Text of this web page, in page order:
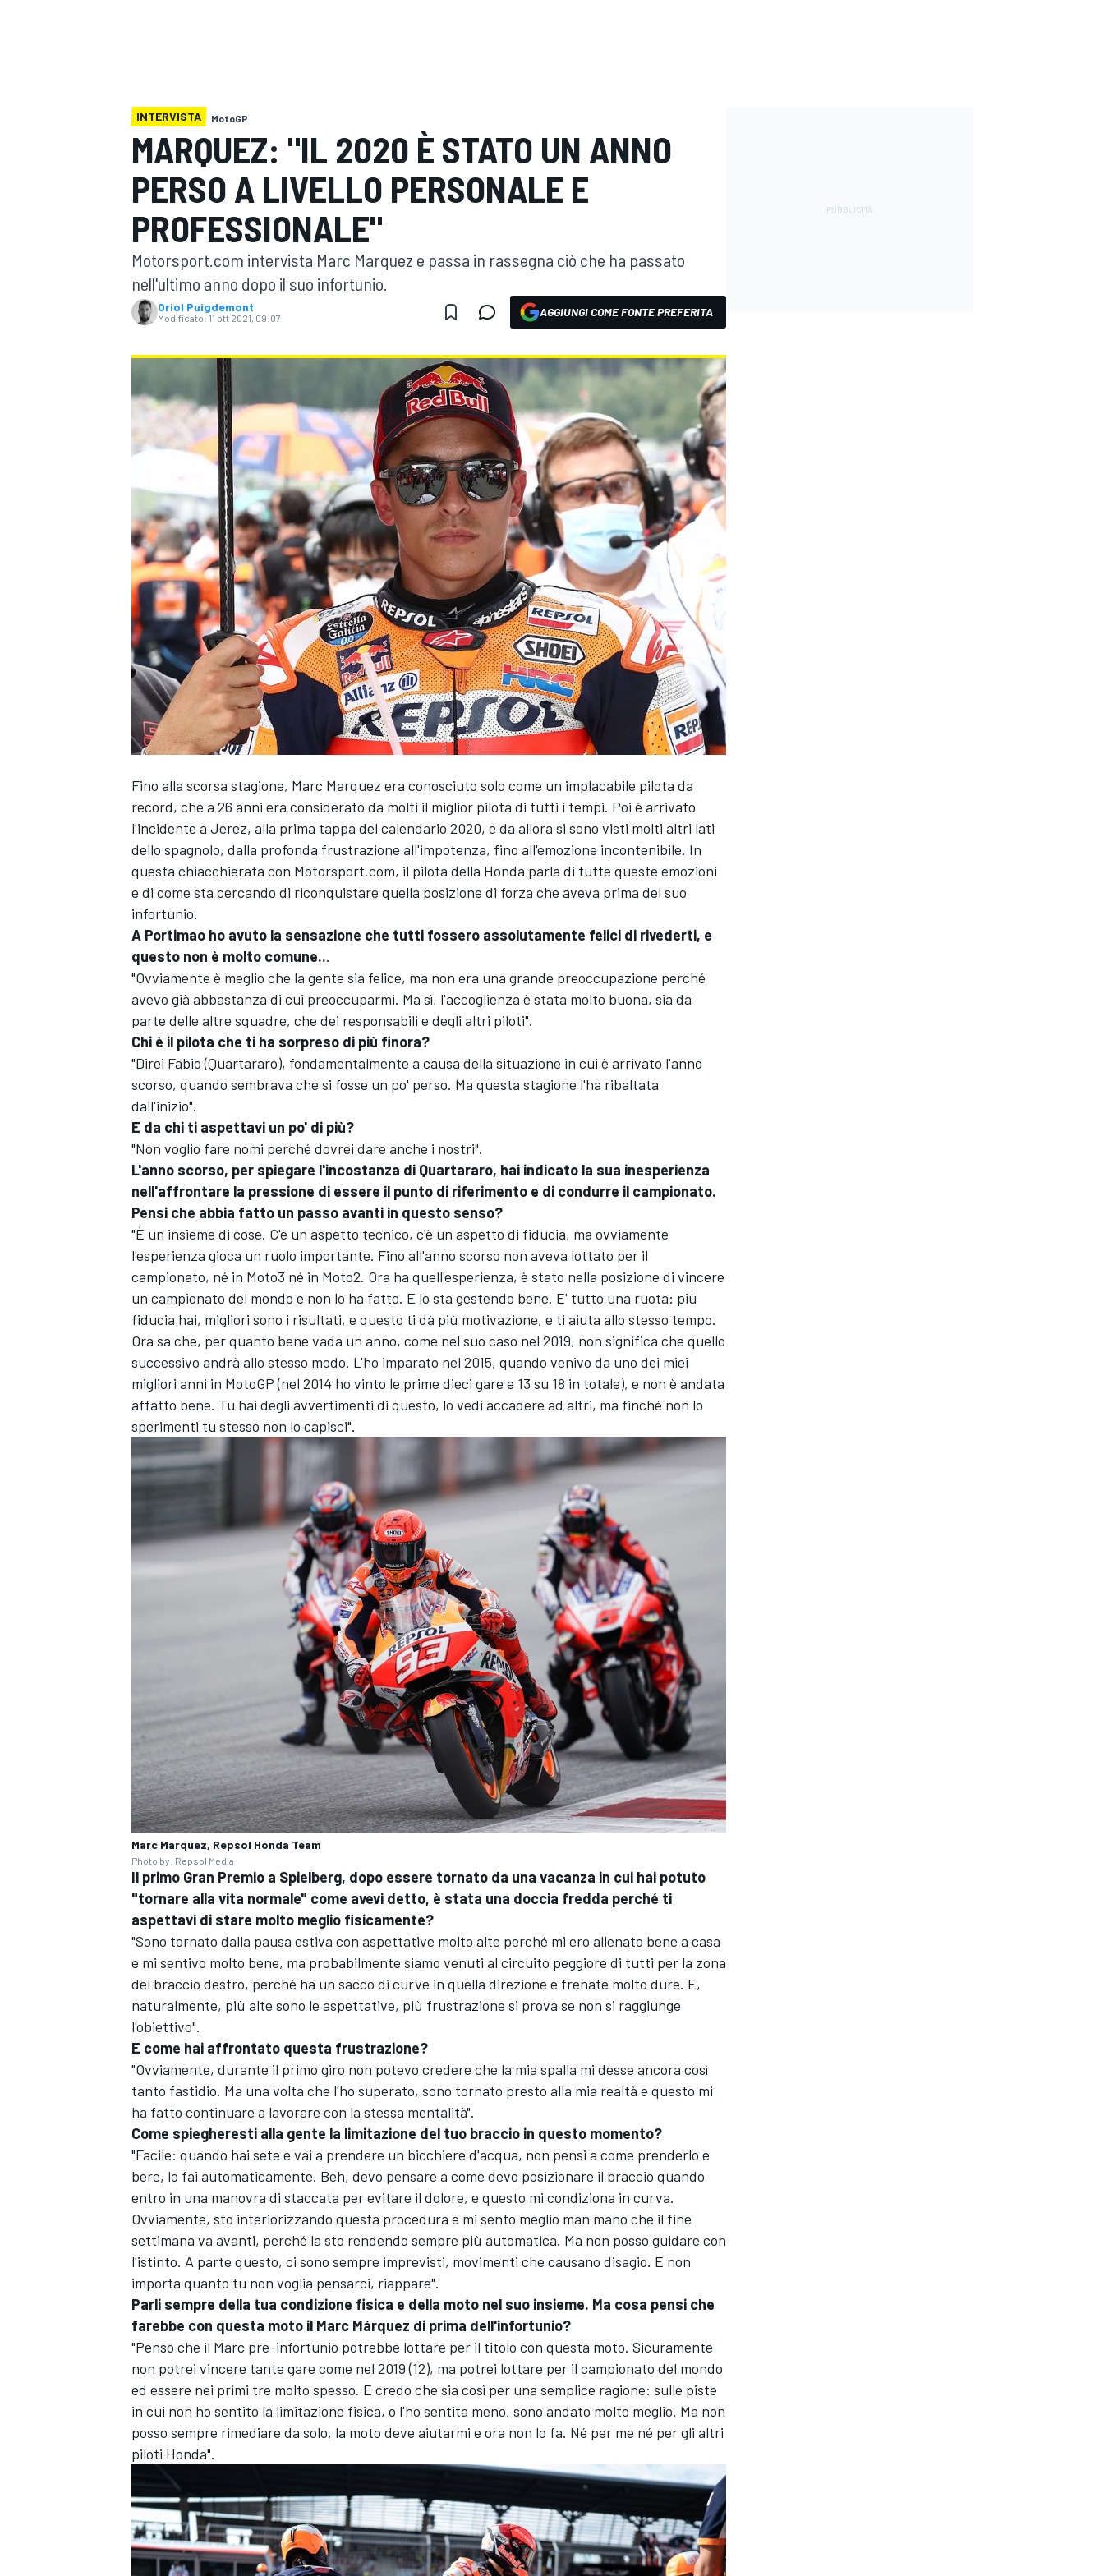
WRC
MONOPOSTO
ENDURANCE/GT
MONOMARCA
RALLY
INTERVISTA MotoGP
MARQUEZ: "IL 2020 È STATO UN ANNO
PERSO A LIVELLO PERSONALE E
PROFESSIONALE"
Motorsport.com intervista Marc Marquez e passa in rassegna ciò che ha passato
nell'ultimo anno dopo il suo infortunio.
Oriol Puigdemont
Modificato: 11 ott 2021, 09:07 AGGIUNGI COME FONTE PREFERITA
Fino alla scorsa stagione, Marc Marquez era conosciuto solo come un implacabile pilota da
record, che a 26 anni era considerato da molti il miglior pilota di tutti i tempi. Poi è arrivato
l'incidente a Jerez, alla prima tappa del calendario 2020, e da allora si sono visti molti altri lati
dello spagnolo, dalla profonda frustrazione all'impotenza, fino all'emozione incontenibile. In
questa chiacchierata con Motorsport.com, il pilota della Honda parla di tutte queste emozioni
e di come sta cercando di riconquistare quella posizione di forza che aveva prima del suo
infortunio.
A Portimao ho avuto la sensazione che tutti fossero assolutamente felici di rivederti, e
questo non è molto comune...
"Ovviamente è meglio che la gente sia felice, ma non era una grande preoccupazione perché
avevo già abbastanza di cui preoccuparmi. Ma sì, l'accoglienza è stata molto buona, sia da
parte delle altre squadre, che dei responsabili e degli altri piloti".
Chi è il pilota che ti ha sorpreso di più finora?
"Direi Fabio (Quartararo), fondamentalmente a causa della situazione in cui è arrivato l'anno
scorso, quando sembrava che si fosse un po' perso. Ma questa stagione l'ha ribaltata
dall'inizio".
E da chi ti aspettavi un po' di più?
"Non voglio fare nomi perché dovrei dare anche i nostri".
L'anno scorso, per spiegare l'incostanza di Quartararo, hai indicato la sua inesperienza
nell'affrontare la pressione di essere il punto di riferimento e di condurre il campionato.
Pensi che abbia fatto un passo avanti in questo senso?
"È un insieme di cose. C'è un aspetto tecnico, c'è un aspetto di fiducia, ma ovviamente
l'esperienza gioca un ruolo importante. Fino all'anno scorso non aveva lottato per il
campionato, né in Moto3 né in Moto2. Ora ha quell'esperienza, è stato nella posizione di vincere
un campionato del mondo e non lo ha fatto. E lo sta gestendo bene. E' tutto una ruota: più
fiducia hai, migliori sono i risultati, e questo ti dà più motivazione, e ti aiuta allo stesso tempo.
Ora sa che, per quanto bene vada un anno, come nel suo caso nel 2019, non significa che quello
successivo andrà allo stesso modo. L'ho imparato nel 2015, quando venivo da uno dei miei
migliori anni in MotoGP (nel 2014 ho vinto le prime dieci gare e 13 su 18 in totale), e non è andata
affatto bene. Tu hai degli avvertimenti di questo, lo vedi accadere ad altri, ma finché non lo
sperimenti tu stesso non lo capisci".
Marc Marquez, Repsol Honda Team
Photo by: Repsol Media
Il primo Gran Premio a Spielberg, dopo essere tornato da una vacanza in cui hai potuto
"tornare alla vita normale" come avevi detto, è stata una doccia fredda perché ti
aspettavi di stare molto meglio fisicamente?
"Sono tornato dalla pausa estiva con aspettative molto alte perché mi ero allenato bene a casa
e mi sentivo molto bene, ma probabilmente siamo venuti al circuito peggiore di tutti per la zona
del braccio destro, perché ha un sacco di curve in quella direzione e frenate molto dure. E,
naturalmente, più alte sono le aspettative, più frustrazione si prova se non si raggiunge
l'obiettivo".
E come hai affrontato questa frustrazione?
"Ovviamente, durante il primo giro non potevo credere che la mia spalla mi desse ancora così
tanto fastidio. Ma una volta che l'ho superato, sono tornato presto alla mia realtà e questo mi
ha fatto continuare a lavorare con la stessa mentalità".
Come spiegheresti alla gente la limitazione del tuo braccio in questo momento?
"Facile: quando hai sete e vai a prendere un bicchiere d'acqua, non pensi a come prenderlo e
bere, lo fai automaticamente. Beh, devo pensare a come devo posizionare il braccio quando
entro in una manovra di staccata per evitare il dolore, e questo mi condiziona in curva.
Ovviamente, sto interiorizzando questa procedura e mi sento meglio man mano che il fine
settimana va avanti, perché la sto rendendo sempre più automatica. Ma non posso guidare con
l'istinto. A parte questo, ci sono sempre imprevisti, movimenti che causano disagio. E non
importa quanto tu non voglia pensarci, riappare".
Parli sempre della tua condizione fisica e della moto nel suo insieme. Ma cosa pensi che
farebbe con questa moto il Marc Márquez di prima dell'infortunio?
"Penso che il Marc pre-infortunio potrebbe lottare per il titolo con questa moto. Sicuramente
non potrei vincere tante gare come nel 2019 (12), ma potrei lottare per il campionato del mondo
ed essere nei primi tre molto spesso. E credo che sia così per una semplice ragione: sulle piste
in cui non ho sentito la limitazione fisica, o l'ho sentita meno, sono andato molto meglio. Ma non
posso sempre rimediare da solo, la moto deve aiutarmi e ora non lo fa. Né per me né per gli altri
piloti Honda".